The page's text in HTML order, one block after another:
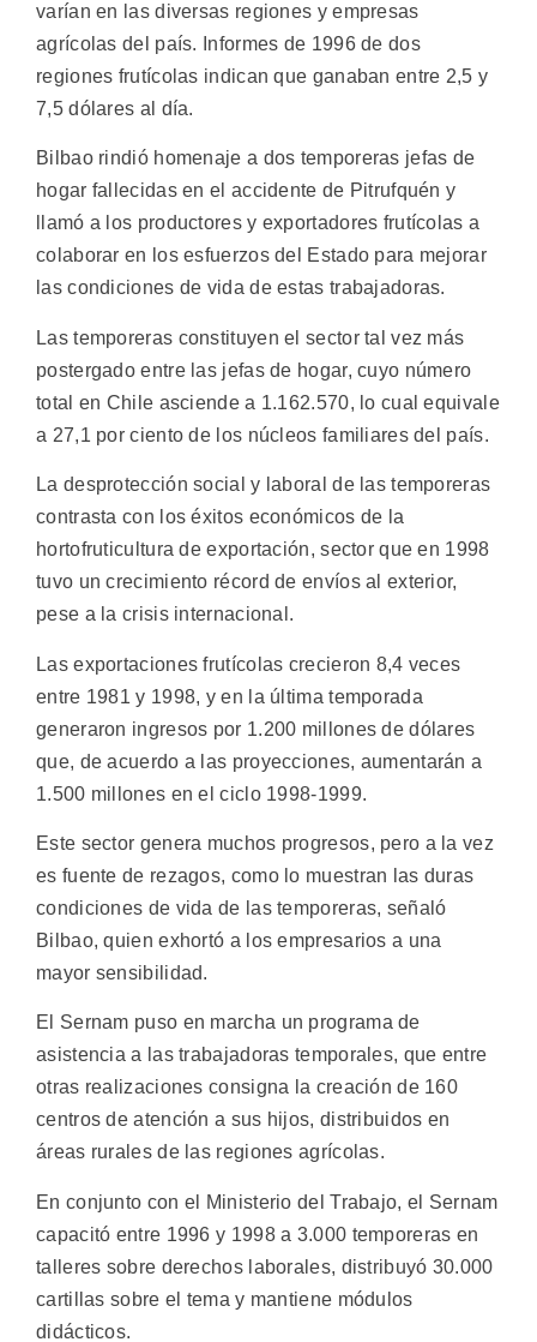
varían en las diversas regiones y empresas
agrícolas del país. Informes de 1996 de dos
regiones frutícolas indican que ganaban entre 2,5 y
7,5 dólares al día.
Bilbao rindió homenaje a dos temporeras jefas de
hogar fallecidas en el accidente de Pitrufquén y
llamó a los productores y exportadores frutícolas a
colaborar en los esfuerzos del Estado para mejorar
las condiciones de vida de estas trabajadoras.
Las temporeras constituyen el sector tal vez más
postergado entre las jefas de hogar, cuyo número
total en Chile asciende a 1.162.570, lo cual equivale
a 27,1 por ciento de los núcleos familiares del país.
La desprotección social y laboral de las temporeras
contrasta con los éxitos económicos de la
hortofruticultura de exportación, sector que en 1998
tuvo un crecimiento récord de envíos al exterior,
pese a la crisis internacional.
Las exportaciones frutícolas crecieron 8,4 veces
entre 1981 y 1998, y en la última temporada
generaron ingresos por 1.200 millones de dólares
que, de acuerdo a las proyecciones, aumentarán a
1.500 millones en el ciclo 1998-1999.
Este sector genera muchos progresos, pero a la vez
es fuente de rezagos, como lo muestran las duras
condiciones de vida de las temporeras, señaló
Bilbao, quien exhortó a los empresarios a una
mayor sensibilidad.
El Sernam puso en marcha un programa de
asistencia a las trabajadoras temporales, que entre
otras realizaciones consigna la creación de 160
centros de atención a sus hijos, distribuidos en
áreas rurales de las regiones agrícolas.
En conjunto con el Ministerio del Trabajo, el Sernam
capacitó entre 1996 y 1998 a 3.000 temporeras en
talleres sobre derechos laborales, distribuyó 30.000
cartillas sobre el tema y mantiene módulos
didácticos.